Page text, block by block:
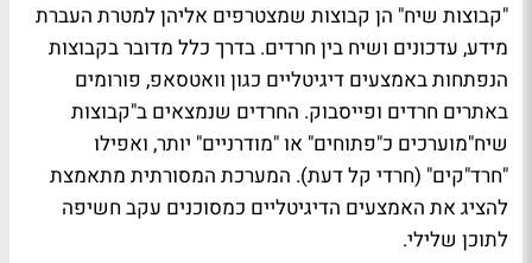
"קבוצות שיח" הן קבוצות שמצטרפים אליהן למטרת העברת
מידע, עדכונים ושיח בין חרדים. בדרך כלל מדובר בקבוצות
הנפתחות באמצעים דיגיטליים כגון וואטסאפ, פורומים
באתרים חרדים ופייסבוק. החרדים שנמצאים ב"קבוצות
שיח"מוערכים כ"פתוחים" או "מודרניים" יותר, ואפילו
"חרד"קים" (חרדי קל דעת). המערכת המסורתית מתאמצת
להציג את האמצעים הדיגיטליים כמסוכנים עקב חשיפה
לתוכן שלילי.